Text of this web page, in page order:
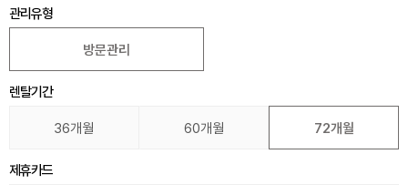
관리유형
방문관리
렌탈기간
36개월 60개월 72개월
제휴카드